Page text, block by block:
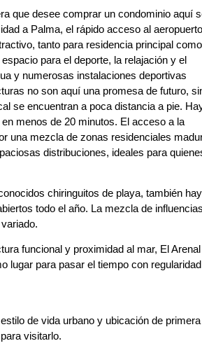
que desee comprar un condominio aquí
a Palma, el rápido acceso al
tanto para residencia principal como
para el deporte, la relajación y el
y numerosas instalaciones deportivas
no son aquí una promesa de futuro,
se encuentran a poca distancia a pie.
menos de 20 minutos. El acceso a la
una mezcla de zonas residenciales
distribuciones, ideales para
chiringuitos de playa, también hay
todo el año. La mezcla de
funcional y proximidad al mar, El Arenal
lugar para pasar el tiempo con
de vida urbano y ubicación de primera
visitarlo.